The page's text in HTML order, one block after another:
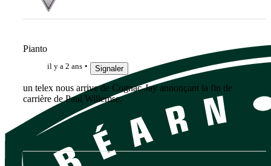
Pianto
il y a 2 ans Signaler
un telex nous arrive de Cognac-Jay annonçant la fin de
carrière de Paul Willemse.